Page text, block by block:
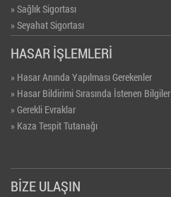
» Sağlık Sigortası
» Seyahat Sigortası
» Bireysel Emeklilik (BES)
HASAR İŞLEMLERİ
» Hasar Anında Yapılması Gerekenler
» Hasar Bildirimi Sırasında İstenen Bilgiler
» Gerekli Evraklar
» Kaza Tespit Tutanağı
BİZE ULAŞIN